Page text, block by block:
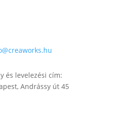
és levelezési cím:
Andrássy út 45